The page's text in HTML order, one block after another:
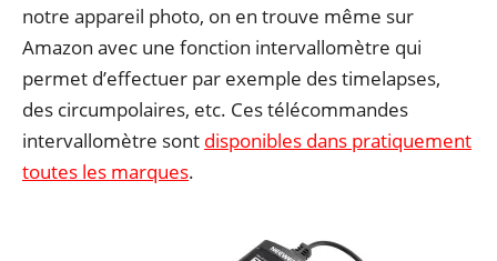
notre appareil photo, on en trouve même sur
Amazon avec une fonction intervallomètre qui
permet d’effectuer par exemple des timelapses,
des circumpolaires, etc. Ces télécommandes
intervallomètre sont disponibles dans pratiquement
toutes les marques.